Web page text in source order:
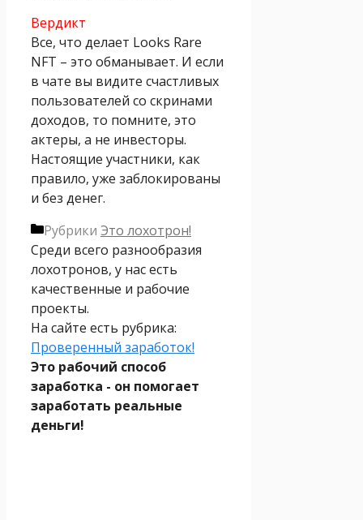
Вердикт
Все, что делает Looks Rare
NFT – это обманывает. И если
в чате вы видите счастливых
пользователей со скринами
доходов, то помните, это
актеры, а не инвесторы.
Настоящие участники, как
правило, уже заблокированы
и без денег.
Рубрики Это лохотрон!
Среди всего разнообразия
лохотронов, у нас есть
качественные и рабочие
проекты.
На сайте есть рубрика:
Проверенный заработок!
Это рабочий способ
заработка - он помогает
заработать реальные
деньги!